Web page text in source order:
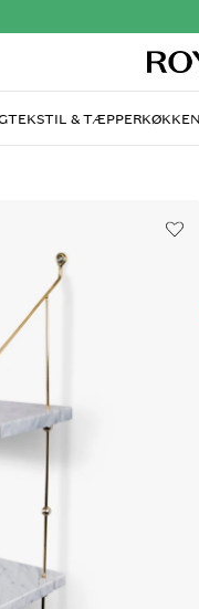
TEKSTIL & TÆPPER
about your privacy!
cookies to personalize
opt out of any non-essential
your experience of the